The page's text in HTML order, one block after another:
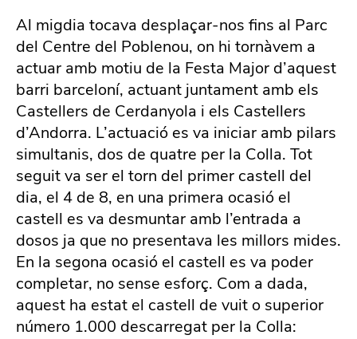
Al migdia tocava desplaçar-nos fins al Parc
del Centre del Poblenou, on hi tornàvem a
actuar amb motiu de la Festa Major d’aquest
barri barceloní, actuant juntament amb els
Castellers de Cerdanyola i els Castellers
d’Andorra. L’actuació es va iniciar amb pilars
simultanis, dos de quatre per la Colla. Tot
seguit va ser el torn del primer castell del
dia, el 4 de 8, en una primera ocasió el
castell es va desmuntar amb l’entrada a
dosos ja que no presentava les millors mides.
En la segona ocasió el castell es va poder
completar, no sense esforç. Com a dada,
aquest ha estat el castell de vuit o superior
número 1.000 descarregat per la Colla: